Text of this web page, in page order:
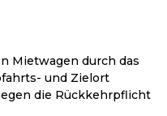
Mietwagen durch das
und Zielort
die Rückkehrpflicht